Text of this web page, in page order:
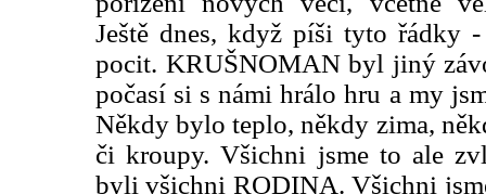
Ještě dnes, když píši tyto řádky
pocit. KRUŠNOMAN byl jiný
počasí si s námi hrálo hru a my
Někdy bylo teplo, někdy zima,
či kroupy. Všichni jsme to ale
byli všichni RODINA. Všichni